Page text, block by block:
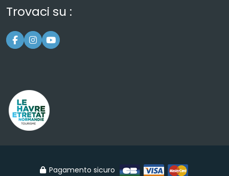
Trovaci su :
Pagamento sicuro